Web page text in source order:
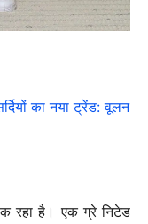
का नया ट्रेंड: वूलन
रहा है। एक ग्रे निटेड